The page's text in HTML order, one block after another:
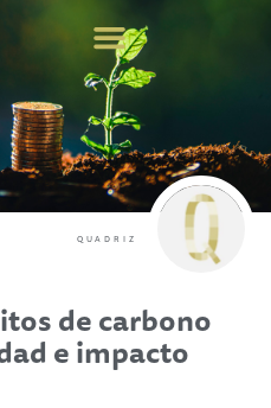
QUADRIZ
de carbono
e impacto